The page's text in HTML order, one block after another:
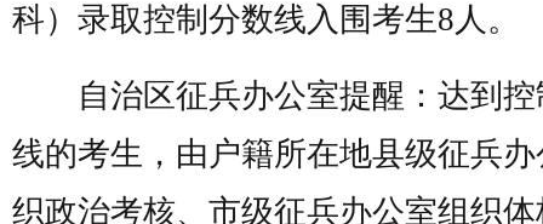
科）录取控制分数线入围考生8人。
自治区征兵办公室提醒：达到控
线的考生，由户籍所在地县级征兵
织政治考核、市级征兵办公室组织